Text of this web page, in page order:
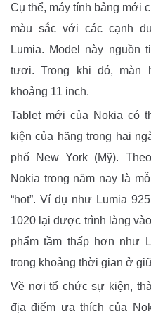
Cụ thể, máy tính bảng mới
màu sắc với các cạnh
Lumia. Model này nguồn
tươi. Trong khi đó, màn
khoảng 11 inch.
Tablet mới của Nokia có
kiện của hãng trong hai
phố New York (Mỹ).
Nokia trong năm nay là
“hot”. Ví dụ như Lumia
1020 lại được trình làng
phẩm tầm thấp hơn như
trong khoảng thời gian ở
Về nơi tổ chức sự kiện,
địa điểm ưa thích của